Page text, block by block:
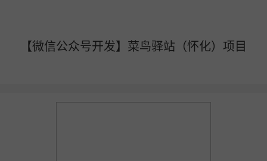
【微信公众号开发】菜鸟驿站（怀化）项目